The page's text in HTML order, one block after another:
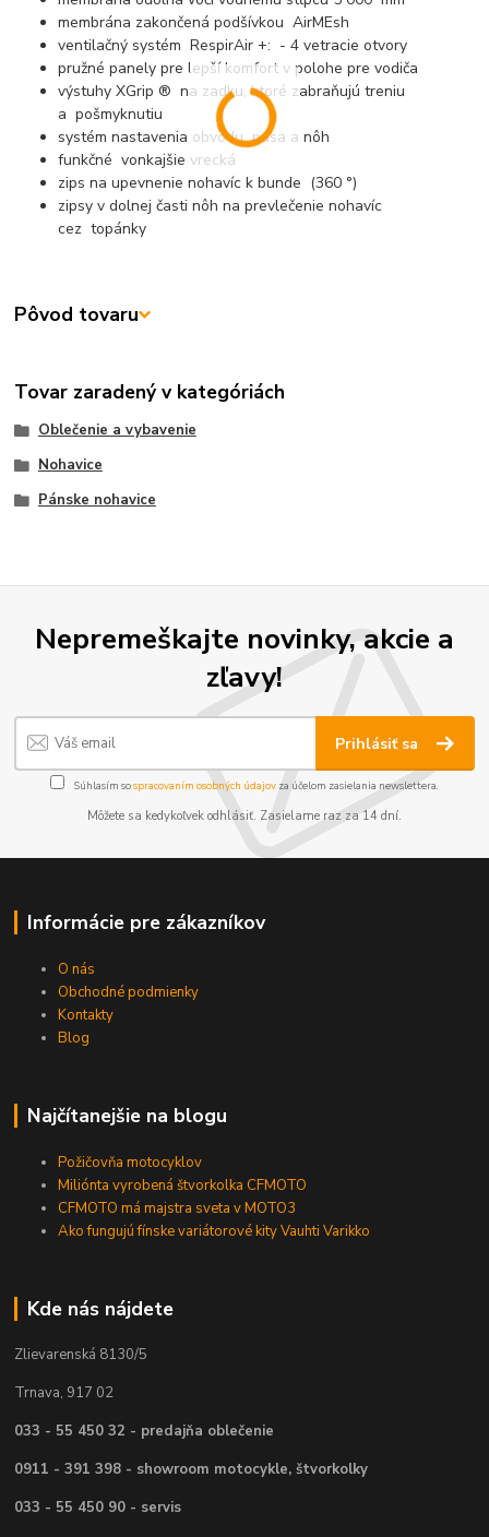
membrána zakončená podšívkou AirMEsh
ventilačný systém RespirAir +: - 4 vetracie otvory
pružné panely pre lepší komfort v polohe pre vodiča
výstuhy XGrip ® na zadku, ktoré zabraňujú treniu
a pošmyknutiu
systém nastavenia obvodu pása a nôh
funkčné vonkajšie vrecká
zips na upevnenie nohavíc k bunde (360 °)
zipsy v dolnej časti nôh na prevlečenie nohavíc
cez topánky
Pôvod tovaru
Tovar zaradený v kategóriách
Oblečenie a vybavenie
Nohavice
Pánske nohavice
Nepremeškajte novinky, akcie a
zľavy!
Prihlásiť sa
Súhlasím sospracovaním osobných údajov za účelom zasielania newslettera.
Môžete sa kedykoľvek odhlásiť. Zasielame raz za 14 dní.
Informácie pre zákazníkov
O nás
Obchodné podmienky
Kontakty
Blog
Najčítanejšie na blogu
Požičovňa motocyklov
Miliónta vyrobená štvorkolka CFMOTO
CFMOTO má majstra sveta v MOTO3
Ako fungujú fínske variátorové kity Vauhti Varikko
Kde nás nájdete
Zlievarenská 8130/5
Trnava, 917 02
033 - 55 450 32 - predajňa oblečenie
0911 - 391 398 - showroom motocykle, štvorkolky
033 - 55 450 90 - servis